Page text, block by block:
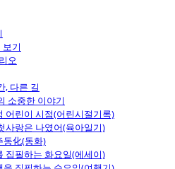
기
오
, 다른 길
소중한 이야기
어린이 시점(어린시절기록)
사랑은 나였어(육아일기)
동化(동화)
집필하는 화요일(에세이)